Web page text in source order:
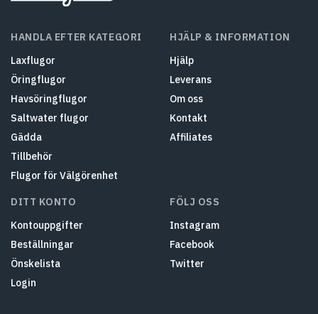
HANDLA EFTER KATEGORI
Laxflugor
Öringflugor
Havsöringflugor
Saltwater flugor
Gädda
Tillbehör
Flugor för Välgörenhet
HJÄLP & INFORMATION
Hjälp
Leverans
Om oss
Kontakt
Affiliates
DITT KONTO
Kontouppgifter
Beställningar
Önskelista
Login
FÖLJ OSS
Instagram
Facebook
Twitter